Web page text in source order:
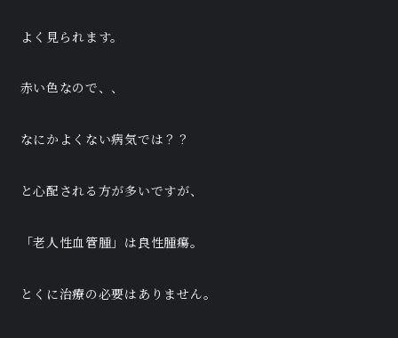
よく見られます。
赤い色なので、、
なにかよくない病気では？？
と心配される方が多いですが、
「老人性血管腫」は良性腫瘍。
とくに治療の必要はありません。